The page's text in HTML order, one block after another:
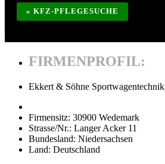
» KFZ-PFLEGESUCHE
FIRMENPROFIL:
Ekkert & Söhne Sportwagentechnik
Firmensitz: 30900 Wedemark
Strasse/Nr.: Langer Acker 11
Bundesland: Niedersachsen
Land: Deutschland